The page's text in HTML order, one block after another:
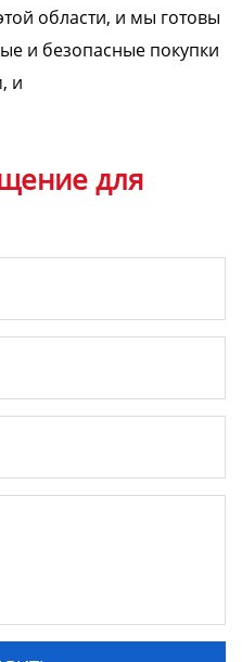
области, и мы готовы
и безопасные покупки
и
для